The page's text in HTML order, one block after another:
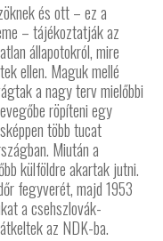
és ott – ez a
– tájékoztatják az
állapotokról, mire
ellen. Maguk mellé
a nagy terv mielőbbi
röpíteni egy
több tucat
Miután a
külföldre akartak jutni.
fegyverét, majd 1953
a csehszlovák-
az NDK-ba.